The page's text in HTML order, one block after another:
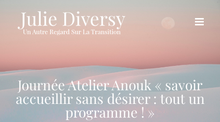
contenu
Journée Atelier Anouk « savoir
accueillir sans désirer : tout un
programme ! »